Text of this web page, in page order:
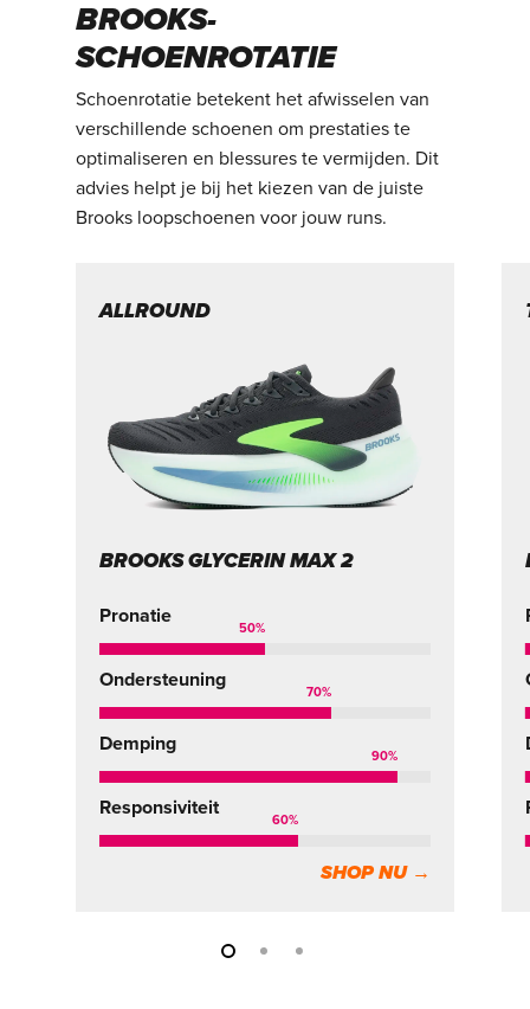
BROOKS-
SCHOENROTATIE
Schoenrotatie betekent het afwisselen van
verschillende schoenen om prestaties te
optimaliseren en blessures te vermijden. Dit
advies helpt je bij het kiezen van de juiste
Brooks loopschoenen voor jouw runs.
ALLROUND
BROOKS GLYCERIN MAX 2
Pronatie
50%
Ondersteuning
70%
Demping
90%
Responsiviteit
60%
SHOP NU →